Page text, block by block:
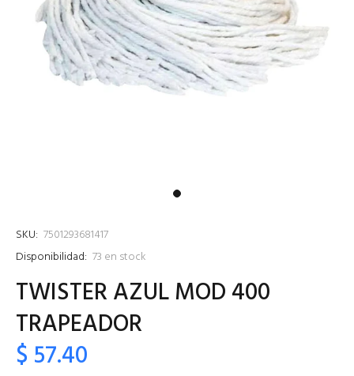
SKU: 7501293681417
Disponibilidad: 73 en stock
TWISTER AZUL MOD 400
TRAPEADOR
$ 57.40